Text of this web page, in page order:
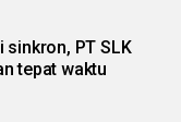
sinkron, PT SLK
tepat waktu